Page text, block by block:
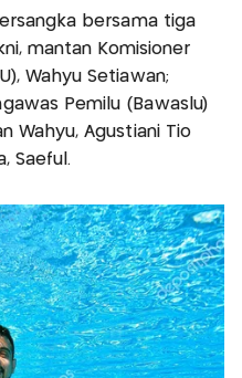
bersama tiga
mantan Komisioner
Wahyu Setiawan;
Pemilu (Bawaslu)
Wahyu, Agustiani Tio
Saeful.